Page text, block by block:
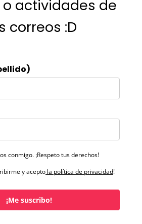
actividades de
correos :D
conmigo. ¡Respeto tus derechos!
y acepto la política de privacidad!
¡Me suscribo!